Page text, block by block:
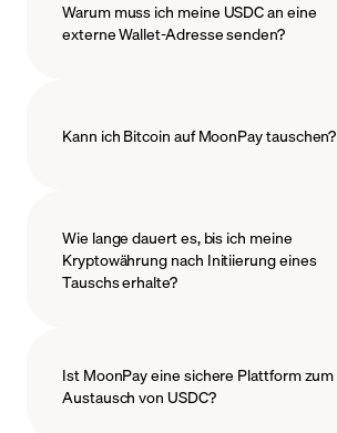
Warum muss ich meine USDC an eine
externe Wallet-Adresse senden?
Kann ich Bitcoin auf MoonPay tauschen?
Wie lange dauert es, bis ich meine
Kryptowährung nach Initiierung eines
Tauschs erhalte?
Ist MoonPay eine sichere Plattform zum
Austausch von USDC?